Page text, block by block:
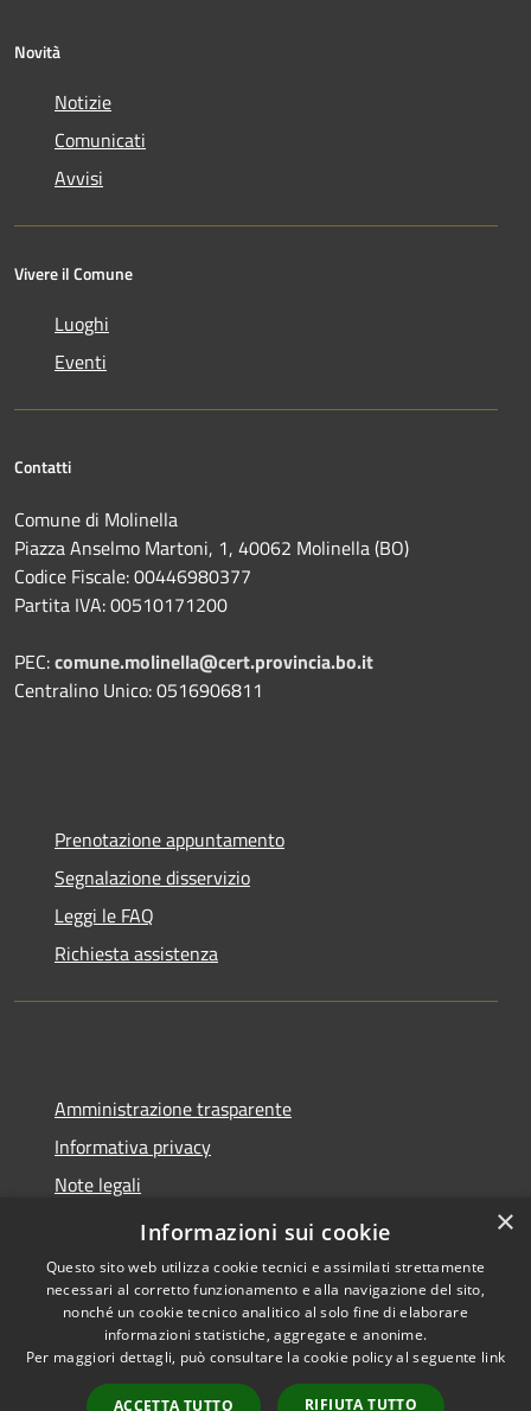
Novità
Notizie
Comunicati
Avvisi
Vivere il Comune
Luoghi
Eventi
Contatti
Comune di Molinella
Piazza Anselmo Martoni, 1, 40062 Molinella (BO)
Codice Fiscale: 00446980377
Partita IVA: 00510171200
PEC:comune.molinella@cert.provincia.bo.it
Centralino Unico: 0516906811
Prenotazione appuntamento
Segnalazione disservizio
Leggi le FAQ
Richiesta assistenza
Amministrazione trasparente
Informativa privacy
Note legali
Dichiarazione di accessibilità
Accessibilità
Copyright © 2026 • Comune di
Molinella • Powered by
Municipium• Accesso
×
Informazioni sui cookie
Questo sito web utilizza cookie tecnici e assimilati strettamente
necessari al corretto funzionamento e alla navigazione del sito,
nonché un cookie tecnico analitico al solo fine di elaborare
informazioni statistiche, aggregate e anonime.
Per maggiori dettagli, può consultare la cookie policy al seguente link
ACCETTA TUTTO RIFIUTA TUTTO